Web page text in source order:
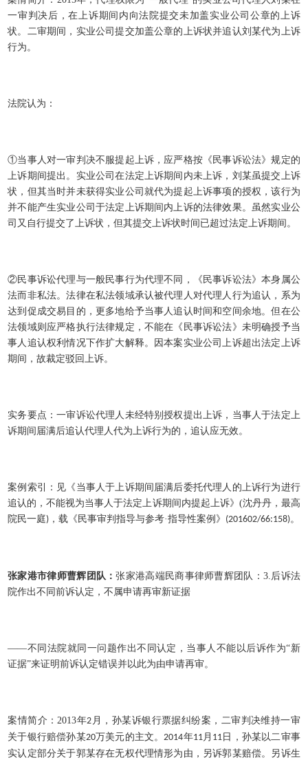
一审判决后，在上诉期间内向法院提交未加盖实业公司公章的上诉
状。二审期间，实业公司提交加盖公章的上诉状并追认刘某代为上诉
行为。
法院认为：
①当事人对一审判决不服提起上诉，应严格按《民事诉讼法》规定的
上诉期间提出。实业公司在法定上诉期间内未上诉，刘某虽提交上诉
状，但其当时并未获得实业公司就代为提起上诉事项的授权，该行为
并不能产生实业公司于法定上诉期间内上诉的法律效果。虽然实业公
司又自行提交了上诉状，但其提交上诉状时间已超过法定上诉期间。
②民事诉讼代理与一般民事行为代理不同，《民事诉讼法》本身属公
法而非私法。法律在私法领域承认被代理人对代理人行为追认，系为
达到促成交易目的，更多地给予当事人追认时间和空间余地。但在公
法领域则应严格执行法律规定，不能在《民事诉讼法》未明确授予当
事人追认权利情况下作扩大解释。因本案实业公司上诉超出法定上诉
期间，故裁定驳回上诉。
实务要点：一审诉讼代理人未经特别授权提出上诉，当事人于法定上
诉期间届满后追认代理人代为上诉行为的，追认应无效。
案例索引：见《当事人于上诉期间届满后委托代理人的上诉行为进行
追认的，不能视为当事人于法定上诉期间内提起上诉》 (沈丹丹，最高
院民一庭) ，载《民事审判指导与参考·指导性案例》 (201602/66:158)。
张家港市律师曹辉团队：张家港高端民商事律师曹辉团队： 3.后诉法
院作出不同前诉认定，不属申请再审新证据
——不同法院就同一问题作出不同认定，当事人不能以后诉作为“新
证据”来证明前诉认定错误并以此为由申请再审。
案情简介：2013年2 月，孙某诉银行票据纠纷案，二审判决维持一审
关于银行赔偿孙某20万美元的主文。2014年11月 11 日，孙某以二审事
实认定部分关于郭某存在无权代理情形为由，另诉郭某赔偿。另诉生